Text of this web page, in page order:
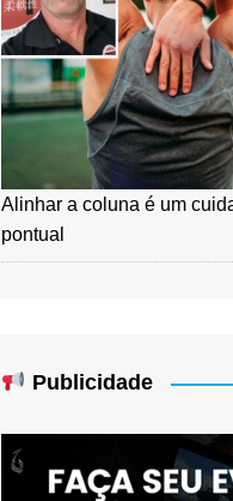
Alinhar a coluna é um
pontual
Publicidade